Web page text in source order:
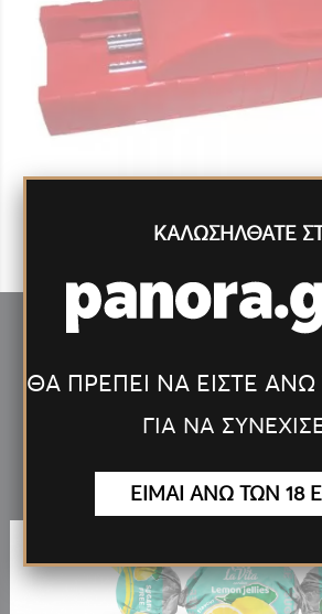
ΜΗΧΑΝΗ ΓΕΜΙΣΜΑΤΟΣ ΔΙΠΛΗ
Νέα
ΚΑΛΩΣΗΛΘΑΤΕ
ΘΑ ΠΡΕΠΕΙ ΝΑ ΕΙΣΤΕ
ΓΙΑ ΝΑ
ΕΙΜΑΙ ΑΝΩ ΤΩΝ 18